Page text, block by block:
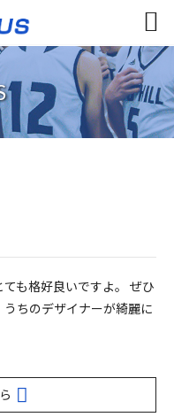

も格好良いですよ。 ぜひ
ちのデザイナーが綺麗に